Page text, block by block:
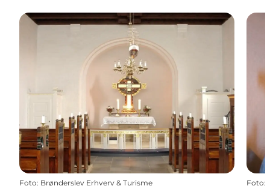
Foto: Brønderslev Erhverv & Turisme Foto: